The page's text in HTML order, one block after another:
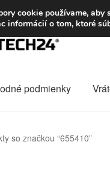
6 EUR
podmienky
so značkou “655410”
cookie používame,
informácií o tom, ktoré